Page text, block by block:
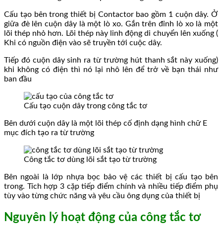
Cấu tạo bên trong thiết bị Contactor bao gồm 1 cuộn dây. Ở
giữa đè lên cuộn dây là một lò xo. Gắn trên đỉnh lò xo là một
lõi thép nhỏ hơn. Lõi thép này linh động di chuyển lên xuống (
Khi có nguồn điện vào sẽ truyền tới cuộc dây.
Tiếp đó cuộn dây sinh ra từ trường hút thanh sắt này xuống)
khi không có điện thì nó lại nhô lên để trở về bạn thái như
ban đầu
Cấu tạo cuộn dây trong công tắc tơ
Bên dưới cuộn dây là một lõi thép cố định dạng hình chữ E
mục đích tạo ra từ trường
Công tắc tơ dùng lõi sắt tạo từ trường
Bên ngoài là lớp nhựa bọc bảo vệ các thiết bị cấu tạo bên
trong. Tích hợp 3 cặp tiếp điểm chính và nhiều tiếp điểm phụ
tùy vào từng chức năng và yêu cầu ông dụng của thiết bị
Nguyên lý hoạt động của công tắc tơ